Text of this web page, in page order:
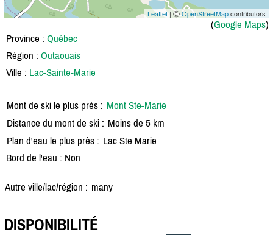
Leaflet | ⒸOpenStreetMapcontributors
(Google Maps)
Province : Québec
Région : Outaouais
Ville : Lac-Sainte-Marie
Mont de ski le plus près : Mont Ste-Marie
Distance du mont de ski : Moins de 5 km
Plan d'eau le plus près : Lac Ste Marie
Bord de l'eau : Non
Autre ville/lac/région : many
DISPONIBILITÉ